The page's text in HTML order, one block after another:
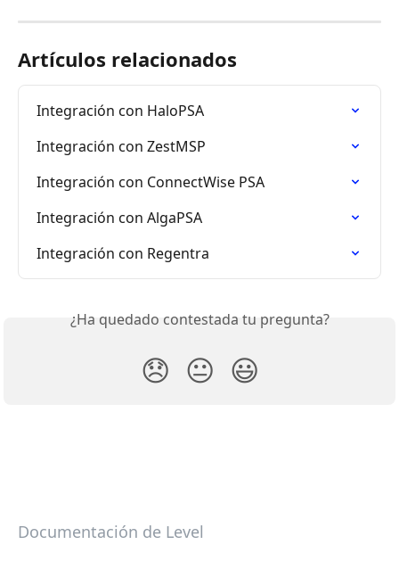
Artículos relacionados
Integración con HaloPSA
Integración con ZestMSP
Integración con ConnectWise PSA
Integración con AlgaPSA
Integración con Regentra
¿Ha quedado contestada tu pregunta?
😞 😐 😃
Documentación de Level